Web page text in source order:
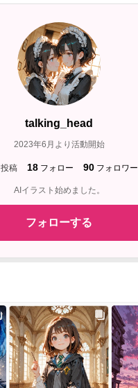
talking_head
2023年6月より活動開始
投稿 18 フォロー 90 フォロワー
AIイラスト始めました。
フォローする